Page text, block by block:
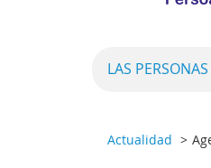
LAS
Actualidad